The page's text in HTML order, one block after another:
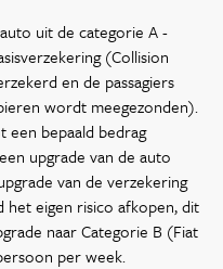
uit de categorie A -
(Collision
en de passagiers
wordt meegezonden).
een bepaald bedrag
upgrade van de auto
van de verzekering
het eigen risico afkopen, dit
naar Categorie B (Fiat
per week.